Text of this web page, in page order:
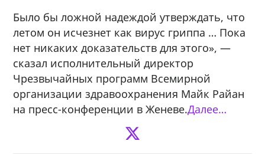
Было бы ложной надеждой утверждать, что
летом он исчезнет как вирус гриппа … Пока
нет никаких доказательств для этого», —
сказал исполнительный директор
Чрезвычайных программ Всемирной
организации здравоохранения Майк Райан
на пресс-конференции в Женеве.Далее…